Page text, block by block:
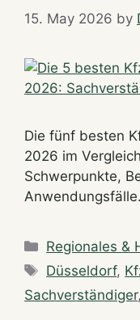
15. May 2026 by
Die fünf besten
2026 im
Schwerpunkte,
Anwendungsfälle.
Categories
Regionales &
Tags
Düsseldorf,
Sachverständiger,